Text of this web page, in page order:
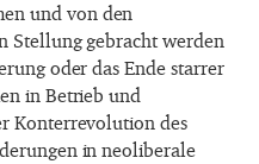
und von den
Stellung gebracht werden
oder das Ende starrer
in Betrieb und
Konterrevolution des
in neoliberale